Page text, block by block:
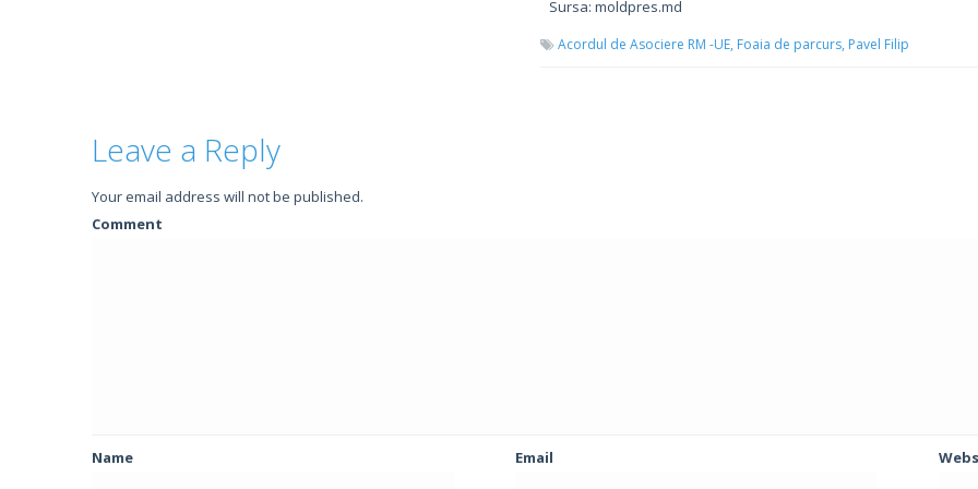
Sursa: moldpres.md
Acordul de Asociere RM -UE, Foaia de parcurs, Pavel Filip
Leave a Reply
Your email address will not be published.
Comment
Name Email